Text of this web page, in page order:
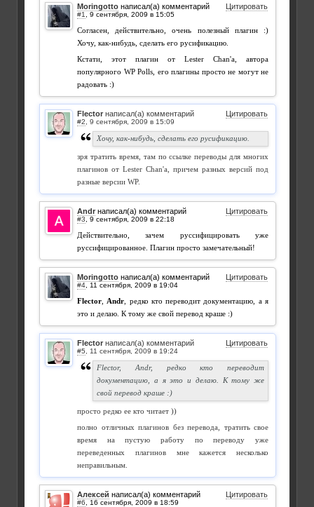
Moringotto написал(а) комментарий Цитировать
#1
Согласен, действительно, очень полезный плагин :)
Хочу, как-нибудь, сделать его русификацию.
Кстати, этот плагин от Lester Chan'а, автора
популярного WP Polls, его плагины просто не могут не
радовать :)
Flector написал(а) комментарий Цитировать
#2
Хочу, как-нибудь, сделать его русификацию.
зря тратить время, там по ссылке переводы для многих
плагинов от Lester Chan'а, причем разных версий под
разные версии WP.
Andr написал(а) комментарий Цитировать
#3
Действительно, зачем руссифицировать уже
руссифицированное. Плагин просто замечательный!
Moringotto написал(а) комментарий Цитировать
#4
Flector Andr , редко кто переводит документацию, а я
это и делаю. К тому же свой перевод краше :)
Flector написал(а) комментарий Цитировать
#5
Flector, Andr, редко кто переводит
документацию, а я это и делаю. К тому же
свой перевод краше :)
просто редко ее кто читает ))
полно отличных плагинов без перевода, тратить свое
время на пустую работу по переводу уже
переведенных плагинов мне кажется несколько
неправильным.
Алексей написал(а) комментарий Цитировать
#6